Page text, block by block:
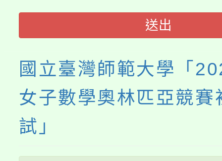
送出
國立臺灣師範大學「
女子數學奧林匹亞競賽
試」